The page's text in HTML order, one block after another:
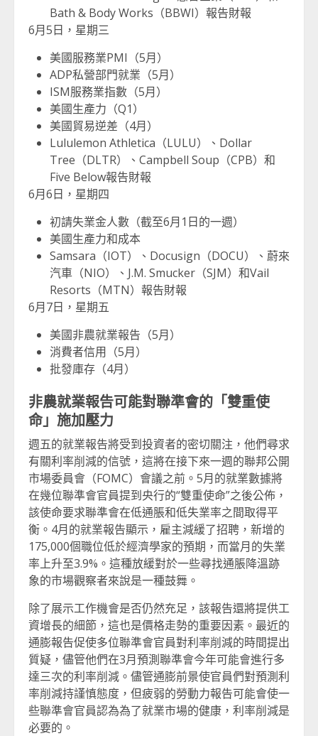
Bath & Body Works（BBWI）報告財報
6月5日，星期三
美國服務業PMI（5月）
ADP私營部門就業（5月）
ISM服務業指數（5月）
美國生產力（Q1）
美國貿易逆差（4月）
Lululemon Athletica（LULU）、Dollar
Tree（DLTR）、Campbell Soup（CPB）和
Five Below報告財報
6月6日，星期四
初請失業金人數（截至6月1日的一週）
美國生產力和成本
Samsara（IOT）、Docusign（DOCU）、蔚來
汽車（NIO）、J.M. Smucker（SJM）和Vail
Resorts（MTN）報告財報
6月7日，星期五
美國非農就業報告（5月）
消費者信用（5月）
批發庫存（4月）
非農就業報告可能對聯準會的「雙重使
命」施加壓力
週五的就業報告將受到投資者的密切關注，他們尋求
有關利率削減的信號，這將在接下來一週的聯邦公開
市場委員會（FOMC）會議之前。5月的就業數據將
在幾位聯準會官員提到央行的“雙重使命”之後公佈，
該使命要求聯準會在低通脹和低失業率之間取得平
衡。4月的就業報告顯示，雇主減緩了招聘，新增的
175,000個職位低於經濟學家的預期，而當月的失業
率上升至3.9%。這種放緩對於一些尋找通脹降溫跡
象的市場觀察者來說是一種鼓舞。
除了展示工作機會是否仍然充足，該報告還將提供工
資增長的細節，這也是價格走勢的重要因素。最近的
通膨報告促使多位聯準會官員對利率削減的時間提出
質疑，儘管他們在3月預測聯準會今年可能會進行多
達三次的利率削減。儘管通膨前景使官員們對預測利
率削減持謹慎態度，但疲弱的勞動力報告可能會使一
些聯準會官員認為為了就業市場的健康，利率削減是
必要的。